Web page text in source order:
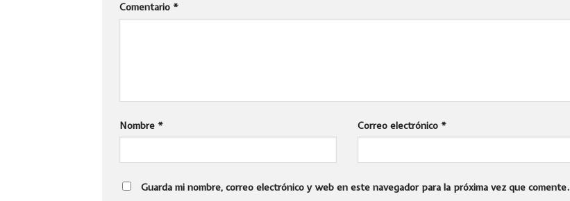
Comentario *
Nombre * Correo electrónico *
Guarda mi nombre, correo electrónico y web en este navegador para la próxima vez que comente.